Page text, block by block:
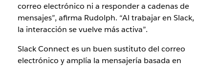
correo electrónico ni a responder a cadenas de
mensajes”, afirma Rudolph. “Al trabajar en Slack,
la interacción se vuelve más activa”.
Slack Connect es un buen sustituto del correo
electrónico y amplía la mensajería basada en